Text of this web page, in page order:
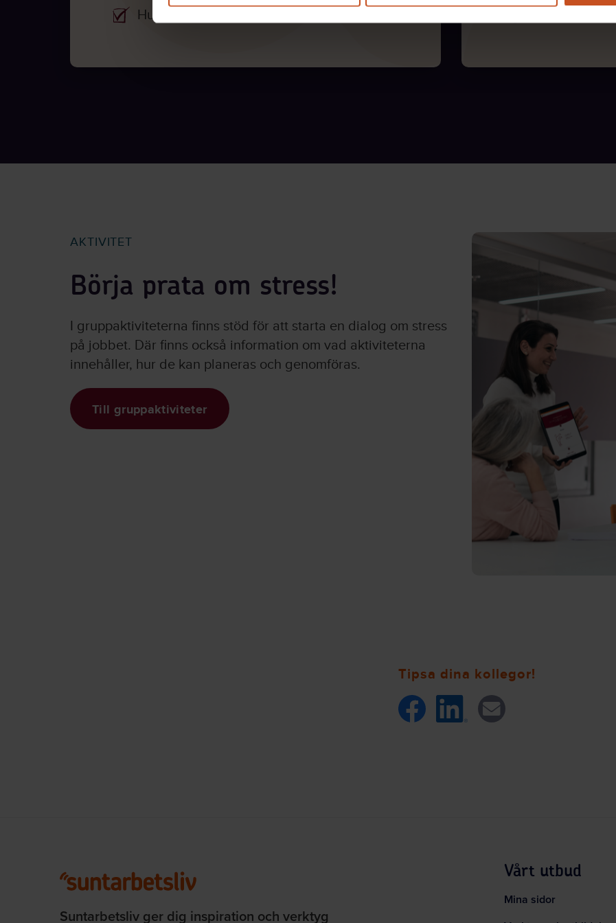
Hur osund stress kan förebyggas.
Identifierar
AKTIVITET
Börja prata om stress!
I gruppaktiviteterna finns stöd för att starta en dialog om stress
på jobbet. Där finns också information om vad aktiviteterna
innehåller, hur de kan planeras och genomföras.
Till gruppaktiviteter
Tipsa dina kollegor!
Suntarbetsliv ger dig inspiration och verktyg
Vårt utbud
Mina sidor